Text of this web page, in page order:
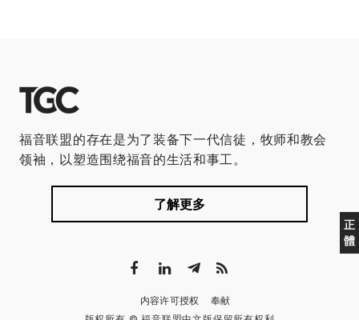
正
體
福音联盟的存在是为了装备下一代信徒，牧师和教会
领袖，以塑造围绕福音的生活和事工。
了解更多
内容许可授权
奉献